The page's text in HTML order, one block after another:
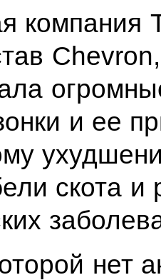
компания
и ее
скота
нет